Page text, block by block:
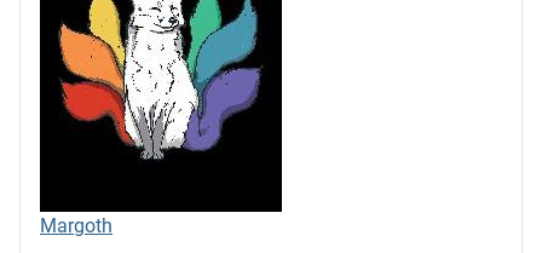
Margoth